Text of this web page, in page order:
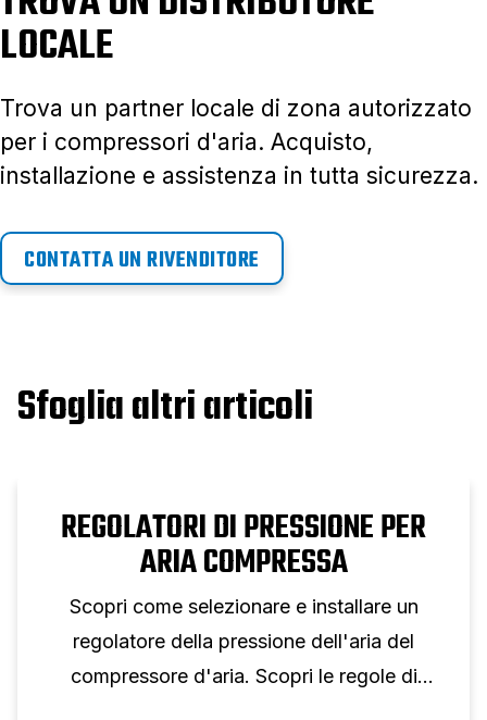
LOCALE
Trova un partner locale di zona autorizzato
per i compressori d'aria. Acquisto,
installazione e assistenza in tutta sicurezza.
CONTATTA UN RIVENDITORE
Sfoglia altri articoli
REGOLATORI DI PRESSIONE PER
ARIA COMPRESSA
Scopri come selezionare e installare un
regolatore della pressione dell'aria del
compressore d'aria. Scopri le regole di